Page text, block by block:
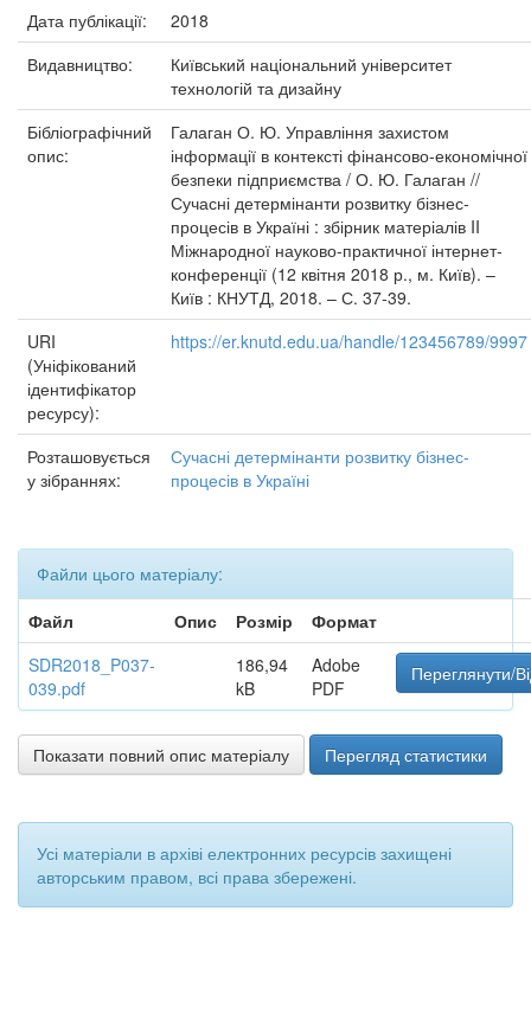
Дата публікації:
2018
Видавництво:
Київський національний університет
технологій та дизайну
Бібліографічний
опис:
Галаган О. Ю. Управління захистом
інформації в контексті фінансово-економічної
безпеки підприємства / О. Ю. Галаган //
Сучасні детермінанти розвитку бізнес-
процесів в Україні : збірник матеріалів II
Міжнародної науково-практичної інтернет-
конференції (12 квітня 2018 р., м. Київ). –
Київ : КНУТД, 2018. – С. 37-39.
URI
(Уніфікований
ідентифікатор
ресурсу):
https://er.knutd.edu.ua/handle/123456789/9997
Розташовується
у зібраннях:
Сучасні детермінанти розвитку бізнес-
процесів в Україні
Файли цього матеріалу:
Файл
Опис Розмір
Формат
SDR2018_P037-
039.pdf
186,94
kB
Adobe
PDF
Переглянути/
Показати повний опис матеріалу Перегляд статистики
Усі матеріали в архіві електронних ресурсів захищені
авторським правом, всі права збережені.